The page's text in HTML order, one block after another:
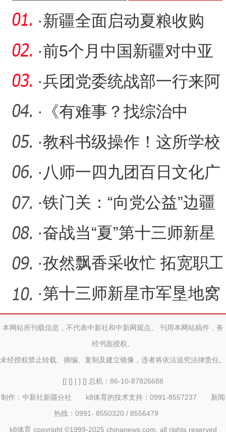
·新疆全面启动夏粮收购
·前5个月中国新疆对中亚
五国进出口总值占全国近
四成
·兵团党委统战部一行来阿
拉尔市调研台州援疆和合
文
·
《有难事？找综治中
心！》系列报道（上）：
进一扇
·教科书级操作！这所学校
的防震演练太硬核了
· 八师一四九团百日文化广
场活动精彩启幕
·铁门关：“向党公益”边疆
教育提质项目捐赠仪式举
·奋战当“夏”第十三师新星
市重点项目建设火热推进
·孜然飘香采收忙 拓宽职工
致富路
·第十三师新星市军垦地窝
子遗址纪念园开园
本网站所刊载信息，不代表中新社和中新网观点。 刊用本网站稿件，务
经书面授权。
未经授权禁止转载、摘编、复制及建立镜像，违者将依法追究法律责任。
[] [] [ ] [] 总机：86-10-87826688
制作：中新社新疆分社 k8体育的技术支持：0991-8557237 新闻
热线：0991- 8550320 / 8556479
k8体育 copyright ©1999-2025 chinanews.com. all rights reserved